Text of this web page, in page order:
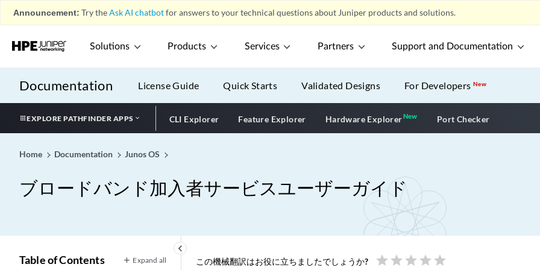
Announcement: Try theAsk AI chatbotfor answers to your technical questions about Juniper products and solutions.
Solutions Products Services Partners Support and Documentation
Documentation License Guide Quick Starts Validated Designs For DevelopersNew
EXPLORE PATHFINDER APPS CLI Explorer Feature Explorer Hardware ExplorerNewNew application
Port Checker
Home Documentation Junos OS
ブロードバンド加入者サービスユーザーガイド
keyboard_arrow_left
Table of Contents Expand all この機械翻訳はお役に立ちましたでしょうか? star star star star star